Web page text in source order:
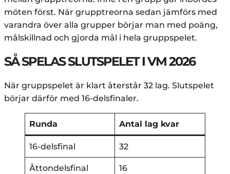
möten först. När grupptreorna sedan jämförs med
varandra över alla grupper börjar man med poäng,
målskillnad och gjorda mål i hela gruppspelet.
SÅ SPELAS SLUTSPELET I VM 2026
När gruppspelet är klart återstår 32 lag. Slutspelet
börjar därför med 16-delsfinaler.
Runda Antal lag kvar
16-delsfinal 32
Åttondelsfinal 16